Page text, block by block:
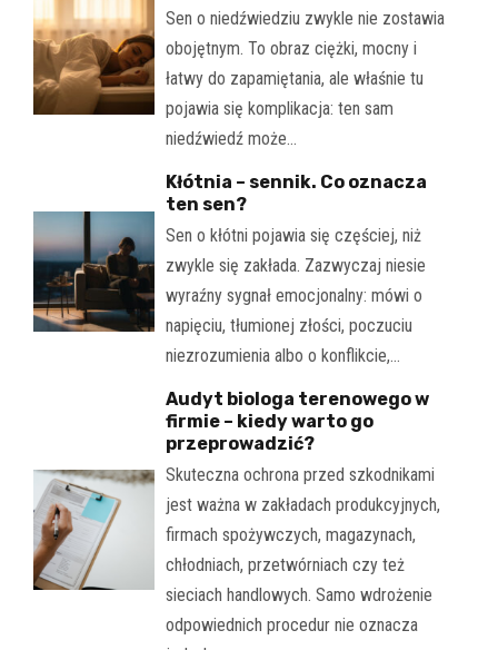
Sen o niedźwiedziu zwykle nie zostawia
obojętnym. To obraz ciężki, mocny i
łatwy do zapamiętania, ale właśnie tu
pojawia się komplikacja: ten sam
niedźwiedź może…
Kłótnia – sennik. Co oznacza
ten sen?
Sen o kłótni pojawia się częściej, niż
zwykle się zakłada. Zazwyczaj niesie
wyraźny sygnał emocjonalny: mówi o
napięciu, tłumionej złości, poczuciu
niezrozumienia albo o konflikcie,…
Audyt biologa terenowego w
firmie – kiedy warto go
przeprowadzić?
Skuteczna ochrona przed szkodnikami
jest ważna w zakładach produkcyjnych,
firmach spożywczych, magazynach,
chłodniach, przetwórniach czy też
sieciach handlowych. Samo wdrożenie
odpowiednich procedur nie oznacza